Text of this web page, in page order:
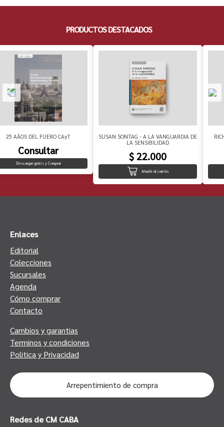
PRODUCTOS DESTACADOS
25 AÃOS DEL FUERO CAyT
Consultar
Descargar gratis y Comprar
SUSAN SONTAG - A LA VANGUARDIA DE
LA SENSIBILIDAD
$ 22.000
Añadir al carrito
Enlaces
Editorial
Colecciones
Sucursales
Agenda
Cómo comprar
Contacto
Cambios y garantias
Terminos y condiciones
Politica y Privacidad
Arrepentimiento de compra
Redes de CM CABA